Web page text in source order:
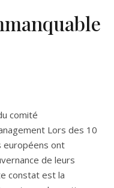
comité
Lors des 10
européens ont
de leurs
constat est la